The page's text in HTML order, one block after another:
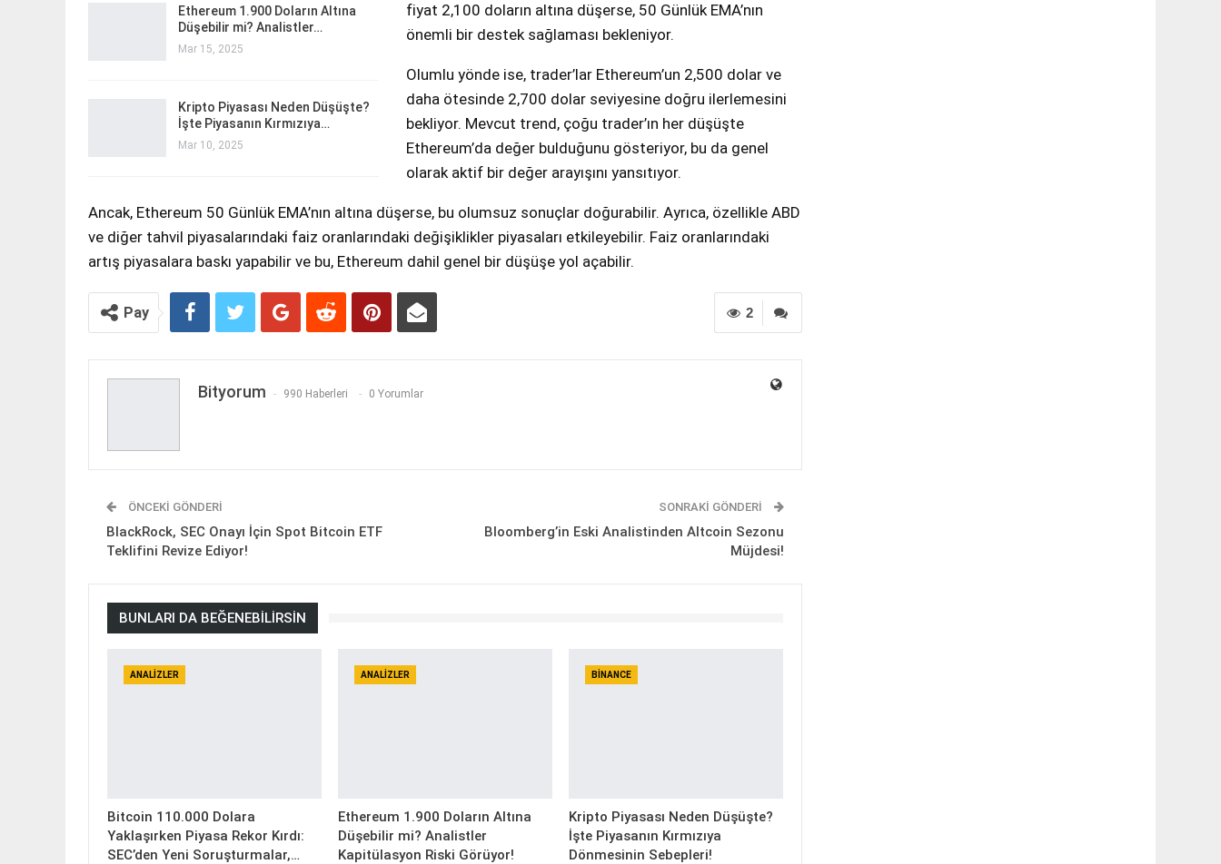
Ethereum 1.900 Doların Altına
Düşebilir mi? Analistler…
Mar 15, 2025
Kripto Piyasası Neden Düşüşte?
İşte Piyasanın Kırmızıya…
Mar 10, 2025
fiyat 2,100 doların altına düşerse, 50 Günlük EMA’nın
önemli bir destek sağlaması bekleniyor.
Olumlu yönde ise, trader’lar Ethereum’un 2,500 dolar ve
daha ötesinde 2,700 dolar seviyesine doğru ilerlemesini
bekliyor. Mevcut trend, çoğu trader’ın her düşüşte
Ethereum’da değer bulduğunu gösteriyor, bu da genel
olarak aktif bir değer arayışını yansıtıyor.
Ancak, Ethereum 50 Günlük EMA’nın altına düşerse, bu olumsuz sonuçlar doğurabilir. Ayrıca, özellikle ABD
ve diğer tahvil piyasalarındaki faiz oranlarındaki değişiklikler piyasaları etkileyebilir. Faiz oranlarındaki
artış piyasalara baskı yapabilir ve bu, Ethereum dahil genel bir düşüşe yol açabilir.
2
Pay
Bityorum 990 Haberleri 0 Yorumlar
ÖNCEKI GÖNDERI
BlackRock, SEC Onayı İçin Spot Bitcoin ETF
Teklifini Revize Ediyor!
SONRAKI GÖNDERI
Bloomberg’in Eski Analistinden Altcoin Sezonu
Müjdesi!
BUNLARI DA BEĞENEBILIRSIN
ANALIZLER
Bitcoin 110.000 Dolara
Yaklaşırken Piyasa Rekor Kırdı:
SEC’den Yeni Soruşturmalar,…
ANALIZLER
Ethereum 1.900 Doların Altına
Düşebilir mi? Analistler
Kapitülasyon Riski Görüyor!
BINANCE
Kripto Piyasası Neden Düşüşte?
İşte Piyasanın Kırmızıya
Dönmesinin Sebepleri!